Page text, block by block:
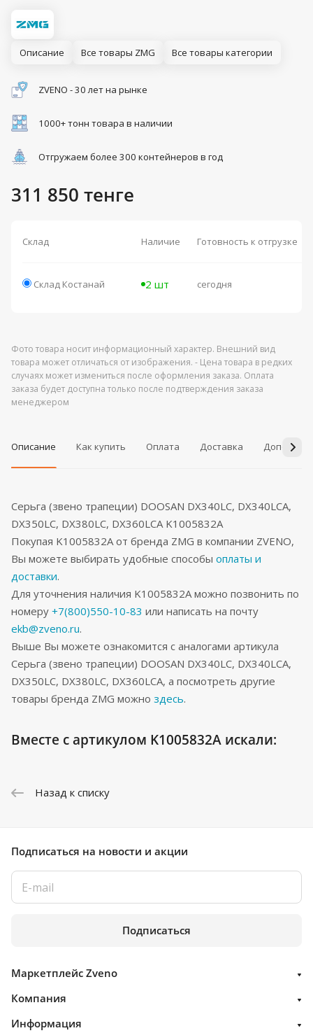
Описание Все товары ZMG Все товары категории
ZVENO - 30 лет на рынке
1000+ тонн товара в наличии
Отгружаем более 300 контейнеров в год
311 850 тенге
Склад Наличие Готовность к отгрузке
Склад Костанай 2 шт сегодня
Фото товара носит информационный характер. Внешний вид
товара может отличаться от изображения. - Цена товара в редких
случаях может измениться после оформления заказа. Оплата
заказа будет доступна только после подтверждения заказа
менеджером
Описание Как купить Оплата Доставка
Серьга (звено трапеции) DOOSAN DX340LC, DX340LCA,
DX350LC, DX380LC, DX360LCA K1005832A
Покупая K1005832A от бренда ZMG в компании ZVENO,
Вы можете выбирать удобные способы оплаты и
доставки.
Для уточнения наличия K1005832A можно позвонить по
номеру +7(800)550-10-83 или написать на почту
ekb@zveno.ru.
Выше Вы можете ознакомится с аналогами артикула
Серьга (звено трапеции) DOOSAN DX340LC, DX340LCA,
DX350LC, DX380LC, DX360LCA, а посмотреть другие
товары бренда ZMG можно здесь.
Вместе с артикулом K1005832A искали:
Назад к списку
Подписаться на новости и акции
Подписаться
Маркетплейс Zveno
Компания
Информация